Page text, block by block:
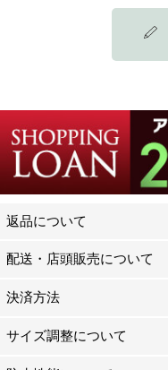
返品について
配送・店頭販売について
決済方法
サイズ調整について